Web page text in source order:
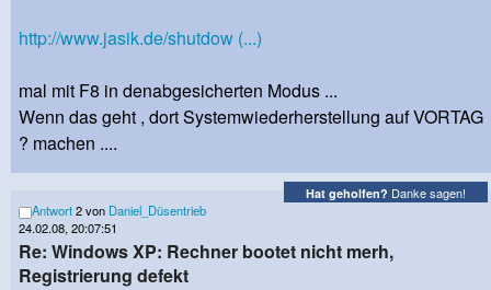
http://www.jasik.de/shutdow (...)
mal mit F8 in denabgesicherten Modus ...
Wenn das geht , dort Systemwiederherstellung auf VORTAG
? machen ....
Hat geholfen? Danke sagen!
Antwort2 von Daniel_Düsentrieb
24.02.08, 20:07:51
Re: Windows XP: Rechner bootet nicht merh,
Registrierung defekt